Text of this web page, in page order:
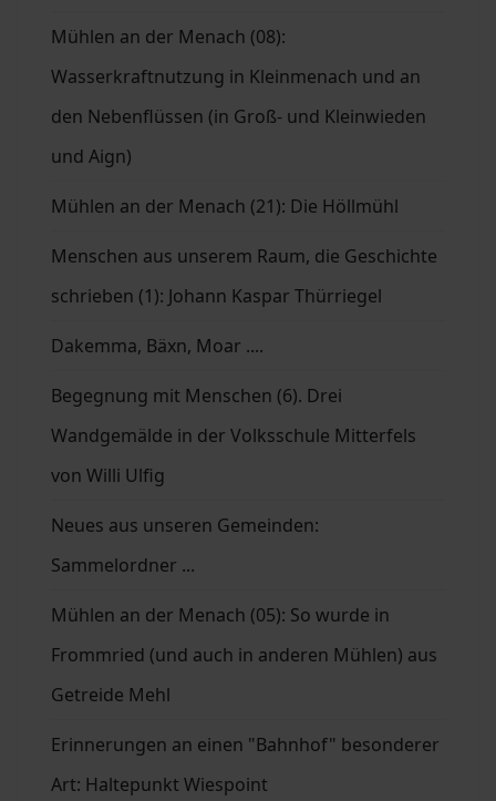
Mühlen an der Menach (08):
Wasserkraftnutzung in Kleinmenach und an
den Nebenflüssen (in Groß- und Kleinwieden
und Aign)
Mühlen an der Menach (21): Die Höllmühl
Menschen aus unserem Raum, die Geschichte
schrieben (1): Johann Kaspar Thürriegel
Dakemma, Bäxn, Moar ....
Begegnung mit Menschen (6). Drei
Wandgemälde in der Volksschule Mitterfels
von Willi Ulfig
Neues aus unseren Gemeinden:
Sammelordner ...
Mühlen an der Menach (05): So wurde in
Frommried (und auch in anderen Mühlen) aus
Getreide Mehl
Erinnerungen an einen "Bahnhof" besonderer
Art: Haltepunkt Wiespoint